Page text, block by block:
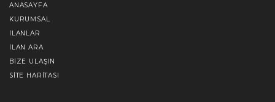
ANASAYFA
KURUMSAL
İLANLAR
İLAN ARA
BIZE ULAŞIN
SITE HARITASI